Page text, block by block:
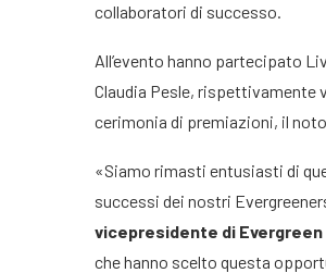
collaboratori di successo.
All’evento hanno partecipato
Claudia Pesle, rispettivamente
cerimonia di premiazioni, il
«Siamo rimasti entusiasti di
successi dei nostri
vicepresidente di
che hanno scelto questa